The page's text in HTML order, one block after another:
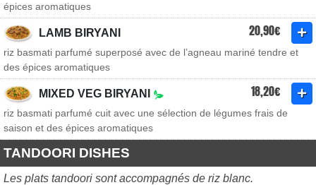
épices aromatiques
LAMB BIRYANI 20,90€
riz basmati parfumé superposé avec de l’agneau mariné tendre et
des épices aromatiques
MIXED VEG BIRYANI 18,20€
riz basmati parfumé cuit avec une sélection de légumes frais de
saison et des épices aromatiques
TANDOORI DISHES
Les plats tandoori sont accompagnés de riz blanc.